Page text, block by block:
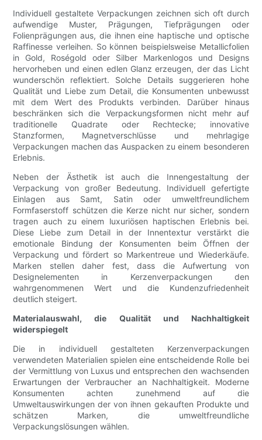
Individuell gestaltete Verpackungen zeichnen sich oft durch
aufwendige Muster, Prägungen, Tiefprägungen oder
Folienprägungen aus, die ihnen eine haptische und optische
Raffinesse verleihen. So können beispielsweise Metallicfolien
in Gold, Roségold oder Silber Markenlogos und Designs
hervorheben und einen edlen Glanz erzeugen, der das Licht
wunderschön reflektiert. Solche Details suggerieren hohe
Qualität und Liebe zum Detail, die Konsumenten unbewusst
mit dem Wert des Produkts verbinden. Darüber hinaus
beschränken sich die Verpackungsformen nicht mehr auf
traditionelle Quadrate oder Rechtecke; innovative
Stanzformen, Magnetverschlüsse und mehrlagige
Verpackungen machen das Auspacken zu einem besonderen
Erlebnis.
Neben der Ästhetik ist auch die Innengestaltung der
Verpackung von großer Bedeutung. Individuell gefertigte
Einlagen aus Samt, Satin oder umweltfreundlichem
Formfaserstoff schützen die Kerze nicht nur sicher, sondern
tragen auch zu einem luxuriösen haptischen Erlebnis bei.
Diese Liebe zum Detail in der Innentextur verstärkt die
emotionale Bindung der Konsumenten beim Öffnen der
Verpackung und fördert so Markentreue und Wiederkäufe.
Marken stellen daher fest, dass die Aufwertung von
Designelementen in Kerzenverpackungen den
wahrgenommenen Wert und die Kundenzufriedenheit
deutlich steigert.
Materialauswahl, die Qualität und Nachhaltigkeit
widerspiegelt
Die in individuell gestalteten Kerzenverpackungen
verwendeten Materialien spielen eine entscheidende Rolle bei
der Vermittlung von Luxus und entsprechen den wachsenden
Erwartungen der Verbraucher an Nachhaltigkeit. Moderne
Konsumenten achten zunehmend auf die
Umweltauswirkungen der von ihnen gekauften Produkte und
schätzen Marken, die umweltfreundliche
Verpackungslösungen wählen.